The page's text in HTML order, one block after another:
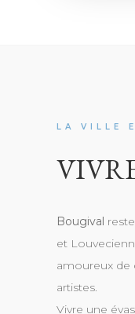
LA VILLE
Bougival
et
amoureux de
artistes.
Vivre une